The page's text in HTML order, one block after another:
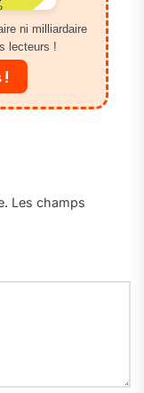
ni milliardaire
lecteurs !
!
Les champs